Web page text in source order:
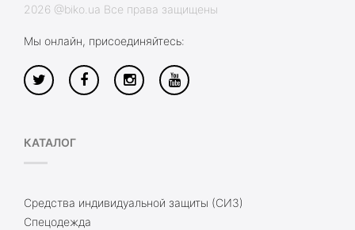
2026 @biko.ua Все права защищены
Мы онлайн, присоединяйтесь:
КАТАЛОГ
Средства индивидуальной защиты (СИЗ)
Спецодежда